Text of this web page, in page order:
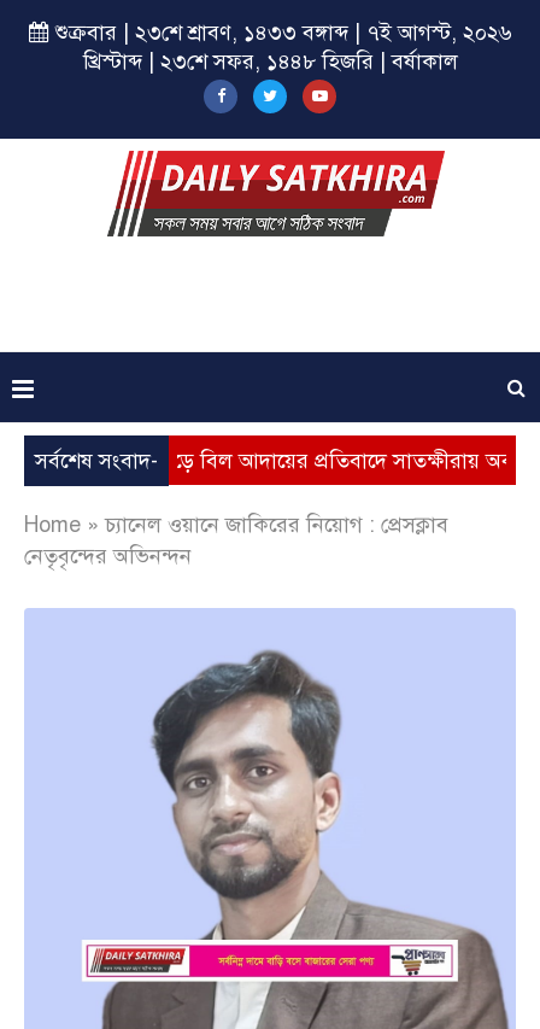
শুক্রবার | ২৩শে শ্রাবণ, ১৪৩৩ বঙ্গাব্দ | ৭ই আগস্ট, ২০২৬
খ্রিস্টাব্দ | ২৩শে সফর, ১৪৪৮ হিজরি | বর্ষাকাল
সর্বশেষ সংবাদ-
ভূতুড়ে বিল আদায়ের প্রতিবাদে সাতক্ষীরায় অবস্থান কর্মসূচি
Home »চ্যানেল ওয়ানে জাকিরের নিয়োগ : প্রেসক্লাব
নেতৃবৃন্দের অভিনন্দন